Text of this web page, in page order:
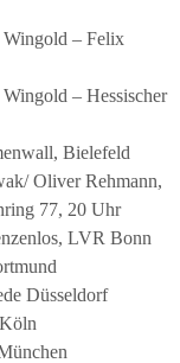
– Felix
– Hessischer
Bielefeld
Oliver Rehmann,
77, 20 Uhr
LVR Bonn
Düsseldorf